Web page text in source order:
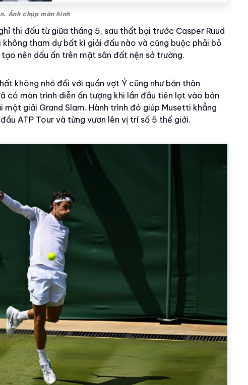
Ảnh chụp màn hình
thi đấu từ giữa tháng 5, sau thất bại trước Casper Ruud
tham dự bất kì giải đấu nào và cũng buộc phải bỏ
nên dấu ấn trên mặt sân đất nện sở trường.
không nhỏ đối với quần vợt Ý cũng như bản thân
có màn trình diễn ấn tượng khi lần đầu tiên lọt vào bán
giải Grand Slam. Hành trình đó giúp Musetti khẳng
ATP Tour và từng vươn lên vị trí số 5 thế giới.